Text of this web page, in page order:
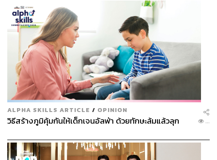
ALPHA SKILLS ARTICLE / OPINION
วิธีสร้างภูมิคุ้มกันให้เด็กเจนอัลฟ่า ด้วยทักษะล้มแล้วลุก ...